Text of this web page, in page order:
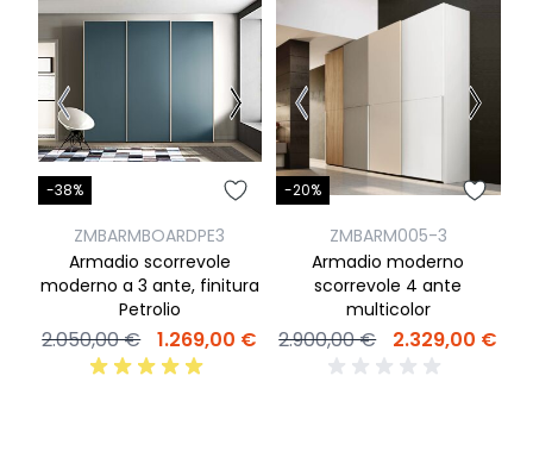
-38%
ZMBARMBOARDPE3
Armadio scorrevole
moderno a 3 ante, finitura
Petrolio
2.050,00 € 1.269,00 €
-20%
ZMBARM005-3
Armadio moderno
scorrevole 4 ante
multicolor
2.900,00 € 2.329,00 €